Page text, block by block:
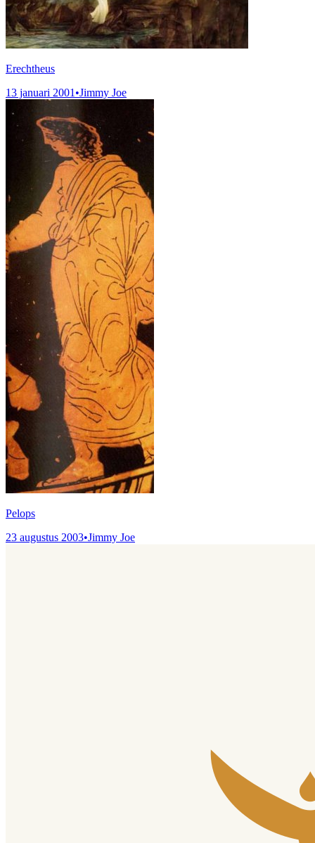
Erechtheus
13 januari 2001 •Jimmy Joe
Pelops
23 augustus 2003•Jimmy Joe